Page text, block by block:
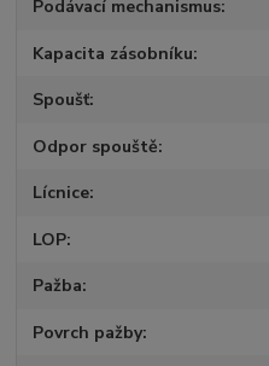
Podávací mechanismus
Kapacita zásobníku
Spoušť
Odpor spouště
Lícnice
LOP
Pažba
Povrch pažby